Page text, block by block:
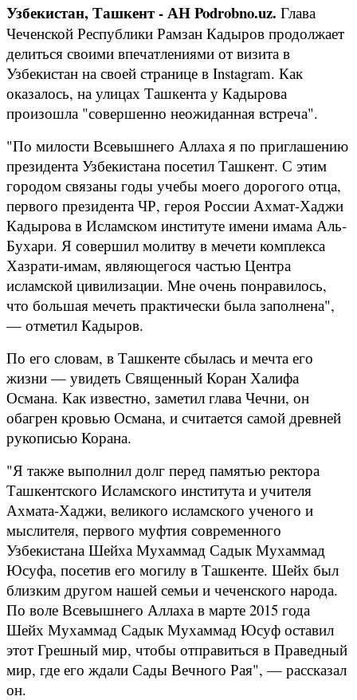
Узбекистан, Ташкент - АН Podrobno.uz. Глава
Чеченской Республики Рамзан Кадыров продолжает
делиться своими впечатлениями от визита в
Узбекистан на своей странице в Instagram. Как
оказалось, на улицах Ташкента у Кадырова
произошла "совершенно неожиданная встреча".
​"По милости Всевышнего Аллаха я по приглашению
президента Узбекистана посетил Ташкент. С этим
городом связаны годы учебы моего дорогого отца,
первого президента ЧР, героя России Ахмат-Хаджи
Кадырова в Исламском институте имени имама Аль-
Бухари. Я совершил молитву в мечети комплекса
Хазрати-имам, являющегося частью Центра
исламской цивилизации. Мне очень понравилось,
что большая мечеть практически была заполнена",
— отметил Кадыров.
По его словам, в Ташкенте сбылась и мечта его
жизни — увидеть Священный Коран Халифа
Османа. Как известно, заметил глава Чечни, он
обагрен кровью Османа, и считается самой древней
рукописью Корана.
"Я также выполнил долг перед памятью ректора
Ташкентского Исламского института и учителя
Ахмата-Хаджи, великого исламского ученого и
мыслителя, первого муфтия современного
Узбекистана Шейха Мухаммад Садык Мухаммад
Юсуфа, посетив его могилу в Ташкенте. Шейх был
близким другом нашей семьи и чеченского народа.
По воле Всевышнего Аллаха в марте 2015 года
Шейх Мухаммад Садык Мухаммад Юсуф оставил
этот Грешный мир, чтобы отправиться в Праведный
мир, где его ждали Сады Вечного Рая", — рассказал
он.